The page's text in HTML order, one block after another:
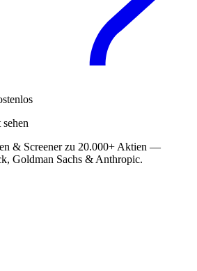
sehen
& Screener zu 20.000+ Aktien —
Goldman Sachs & Anthropic.